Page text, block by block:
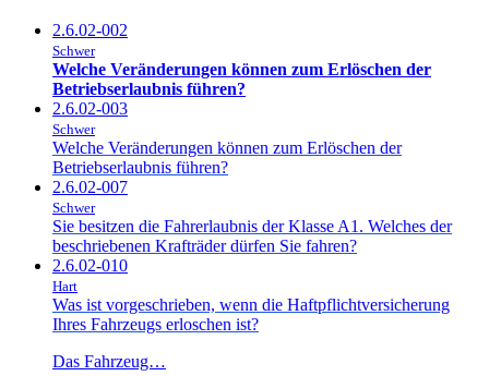
2.6.02-002
Schwer
Welche Veränderungen können zum Erlöschen der
Betriebserlaubnis führen?
2.6.02-003
Schwer
Welche Veränderungen können zum Erlöschen der
Betriebserlaubnis führen?
2.6.02-007
Schwer
Sie besitzen die Fahrerlaubnis der Klasse A1. Welches der
beschriebenen Krafträder dürfen Sie fahren?
2.6.02-010
Hart
Was ist vorgeschrieben, wenn die Haftpflichtversicherung
Ihres Fahrzeugs erloschen ist?
Das Fahrzeug…